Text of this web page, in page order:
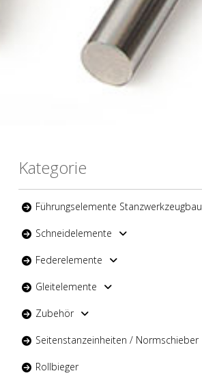
Kategorie
Führungselemente Stanzwerkzeugbau
Schneidelemente
Federelemente
Gleitelemente
Zubehör
Seitenstanzeinheiten / Normschieber
Rollbieger